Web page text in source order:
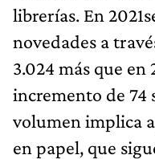
librerías. En
novedades a
3.024 más que en
incremento de 74
volumen implica
en papel, que